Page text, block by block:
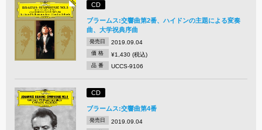
CD
ブラームス:交響曲第2番、ハイドンの主題による変奏
曲、大学祝典序曲
発売日 2019.09.04
価 格 ¥1,430 (税込)
品 番 UCCS-9106
CD
ブラームス:交響曲第4番
発売日 2019.09.04